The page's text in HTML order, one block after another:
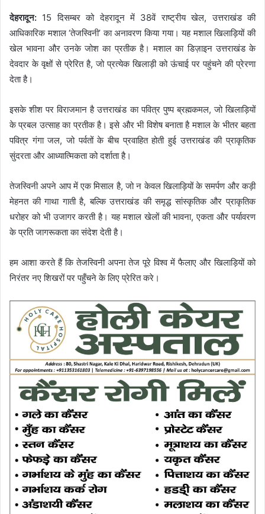
देहरादून: 15 दिसम्बर को देहरादून में 38वें राष्ट्रीय खेल, उत्तराखंड की
आधिकारिक मशाल ‘तेजस्विनी’ का अनावरण किया गया। यह मशाल खिलाड़ियों की
खेल भावना और उनके जोश का प्रतीक है। मशाल का डिज़ाइन उत्तराखंड के
देवदार के वृक्षों से प्रेरित है, जो प्रत्येक खिलाड़ी को ऊंचाई पर पहुंचने की प्रेरणा
देता है।
इसके शीश पर विराजमान है उत्तराखंड का पवित्र पुष्प ब्रह्मकमल, जो खिलाड़ियों
के प्रबल उत्साह का प्रतीक है। इसे और भी विशेष बनाता है मशाल के भीतर बहता
पवित्र गंगा जल, जो पर्वतों के बीच प्रवाहित होती हुई उत्तराखंड की प्राकृतिक
सुंदरता और आध्यात्मिकता को दर्शाता है।
तेजस्विनी अपने आप में एक मिसाल है, जो न केवल खिलाड़ियों के समर्पण और कड़ी
मेहनत की गाथा गाती है, बल्कि उत्तराखंड की समृद्ध सांस्कृतिक और प्राकृतिक
धरोहर को भी उजागर करती है। यह मशाल खेलों की भावना, एकता और पर्यावरण
के प्रति जागरूकता का संदेश देती है।
हम आशा करते हैं कि तेजस्विनी अपना तेज पूरे विश्व में फैलाए और खिलाड़ियों को
निरंतर नए शिखरों पर पहुँचने के लिए प्रेरित करे।